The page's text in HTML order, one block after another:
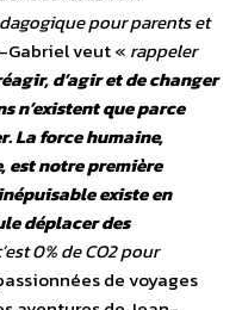
pour parents et
Gabriel veut « rappeler
d’agir et de changer
n’existent que parce
La force humaine,
est notre première
existe en
déplacer des
0% de CO2 pour
de voyages